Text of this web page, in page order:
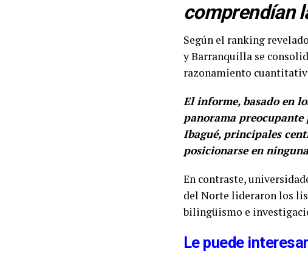
comprendían
Según el ranking
y Barranquilla se
razonamiento
El informe, basado en
panorama
Ibagué, principales
posicionarse en
En contraste,
del Norte lideraron los
bilingüismo e
Le puede